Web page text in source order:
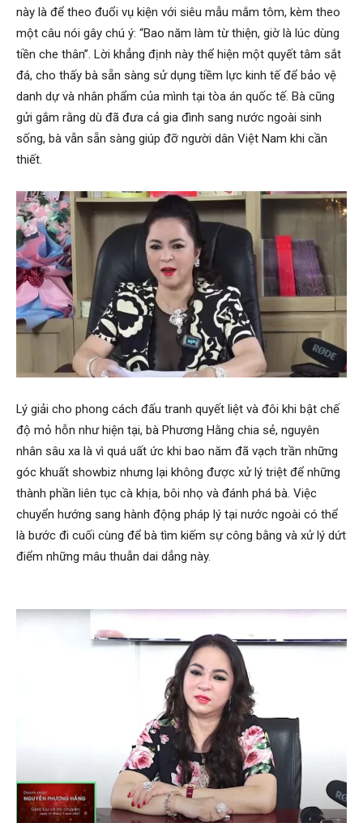
này là để theo đuổi vụ kiện với siêu mẫu mắm tôm, kèm theo
một câu nói gây chú ý: “Bao năm làm từ thiện, giờ là lúc dùng
tiền che thân”. Lời khẳng định này thể hiện một quyết tâm sắt
đá, cho thấy bà sẵn sàng sử dụng tiềm lực kinh tế để bảo vệ
danh dự và nhân phẩm của mình tại tòa án quốc tế. Bà cũng
gửi gắm rằng dù đã đưa cả gia đình sang nước ngoài sinh
sống, bà vẫn sẵn sàng giúp đỡ người dân Việt Nam khi cần
thiết.
Lý giải cho phong cách đấu tranh quyết liệt và đôi khi bật chế
độ mỏ hỗn như hiện tại, bà Phương Hằng chia sẻ, nguyên
nhân sâu xa là vì quá uất ức khi bao năm đã vạch trần những
góc khuất showbiz nhưng lại không được xử lý triệt để những
thành phần liên tục cà khịa, bôi nhọ và đánh phá bà. Việc
chuyển hướng sang hành động pháp lý tại nước ngoài có thể
là bước đi cuối cùng để bà tìm kiếm sự công bằng và xử lý dứt
điểm những mâu thuẫn dai dẳng này.